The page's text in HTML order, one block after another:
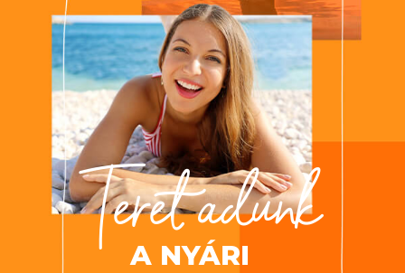
Teret adunk
A NYÁRI